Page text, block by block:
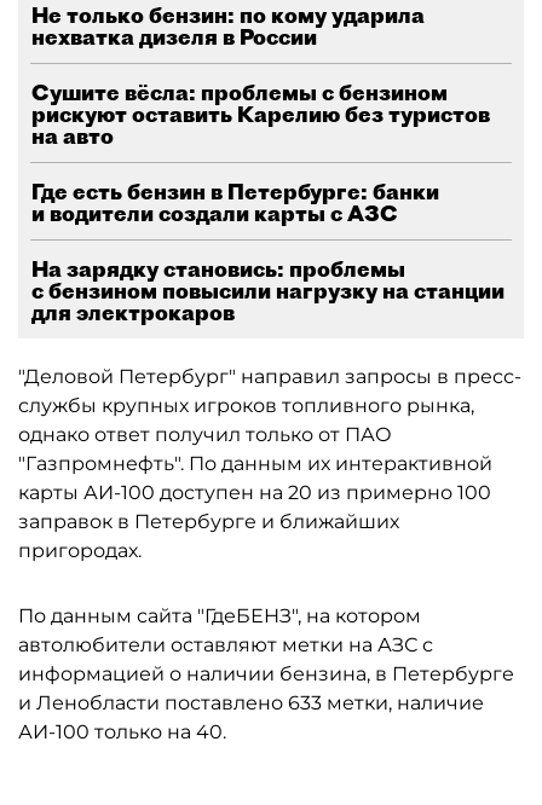
Не только бензин: по кому ударила
нехватка дизеля в России
Сушите вёсла: проблемы с бензином
рискуют оставить Карелию без туристов
на авто
Где есть бензин в Петербурге: банки
и водители создали карты с АЗС
На зарядку становись: проблемы
с бензином повысили нагрузку на станции
для электрокаров
"Деловой Петербург" направил запросы в пресс-
службы крупных игроков топливного рынка,
однако ответ получил только от ПАО
"Газпромнефть". По данным их интерактивной
карты АИ-100 доступен на 20 из примерно 100
заправок в Петербурге и ближайших
пригородах.
По данным сайта "ГдеБЕНЗ", на котором
автолюбители оставляют метки на АЗС с
информацией о наличии бензина, в Петербурге
и Ленобласти поставлено 633 метки, наличие
АИ-100 только на 40.